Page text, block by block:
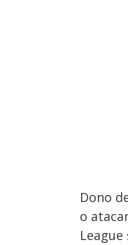
Dono
o